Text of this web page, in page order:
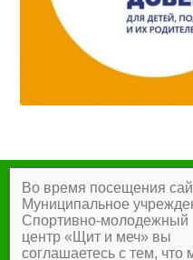
Главная
Документы
Во время посещения
Муниципальное
Спортивно-молодежный
центр «Щит и меч» вы
соглашаетесь с тем, что